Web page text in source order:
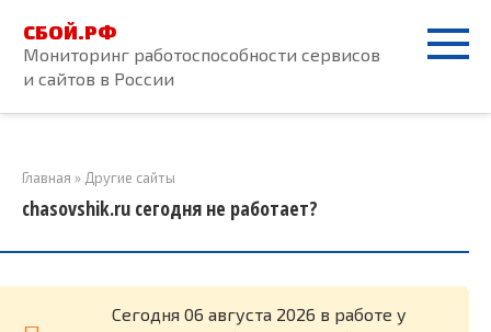
контенту
СБОЙ.РФ
Мониторинг работоспособности сервисов
и сайтов в России
Главная » Другие сайты
chasovshik.ru сегодня не работает?
Cегодня 06 августа 2026 в работе у